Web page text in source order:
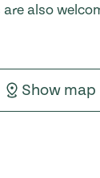
also
Show map